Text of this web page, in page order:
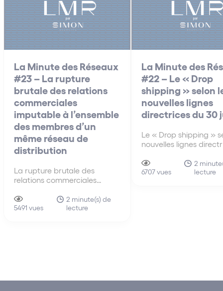
La Minute des Réseaux
#23 – La rupture
brutale des relations
commerciales
imputable à l’ensemble
des membres d’un
même réseau de
distribution
La rupture brutale des
relations commerciales
membres d’un même réseau
de distribution La faute tirée
5491 vues
2 minute(s) de
lecture
La Minute des
#22 – Le « Drop
shipping » selon
nouvelles lignes
directrices du 30
Le « Drop shipping »
nouvelles lignes
anciennes lignes
de 2010, les nouvelles
6707 vues
2
lecture